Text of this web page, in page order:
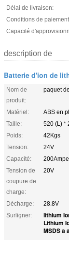
Délai de livraison:
Conditions de
Capacité
description de
Batterie d'ion de
Nom de
produit:
paquet
Matériel:
ABS en
Taille:
520 (L) *
Poids:
42Kgs
Tension:
24V
Capacité:
Tension de
coupure de
charge:
20V
Décharge:
28.8V
Surligner:
lithium
Lithium
MSDS a